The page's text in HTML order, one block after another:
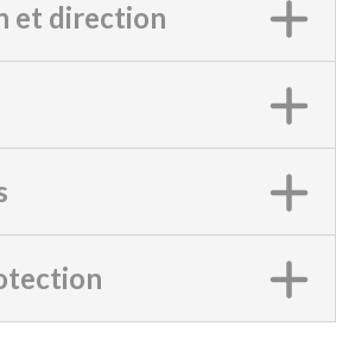
et direction